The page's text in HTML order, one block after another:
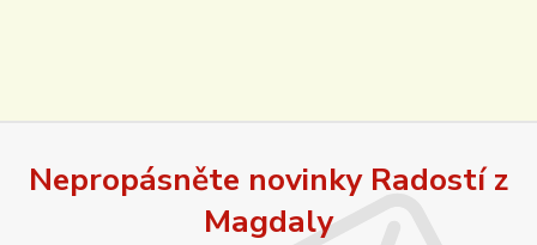
Nepropásněte novinky Radostí z
Magdaly